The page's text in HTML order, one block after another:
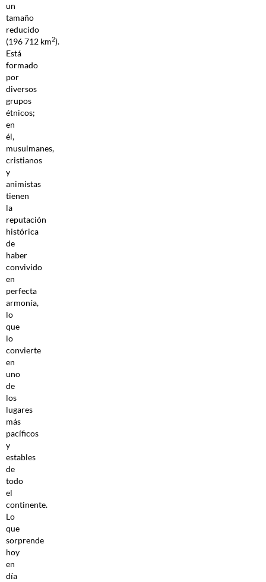
un
tamaño
reducido
(196 712 km2).
Está
formado
por
diversos
grupos
étnicos;
en
él,
musulmanes,
cristianos
y
animistas
tienen
la
reputación
histórica
de
haber
convivido
en
perfecta
armonía,
lo
que
lo
convierte
en
uno
de
los
lugares
más
pacíficos
y
estables
de
todo
el
continente.
Lo
que
sorprende
hoy
en
día